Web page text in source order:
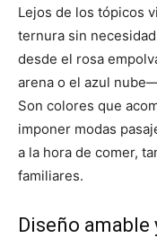
Lejos de los tópicos
ternura sin
desde el rosa
arena o el azul
Son colores que
imponer modas
a la hora de comer,
familiares.
Diseño